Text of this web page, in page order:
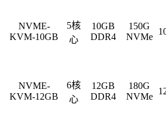
NVME-
KVM-10GB
5核
心
10GB
DDR4
150G
NVMe
NVME-
KVM-12GB
6核
心
12GB
DDR4
180G
NVMe